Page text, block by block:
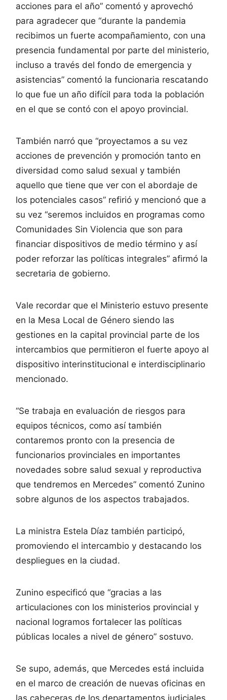
acciones para el año” comentó y aprovechó
para agradecer que “durante la pandemia
recibimos un fuerte acompañamiento, con una
presencia fundamental por parte del ministerio,
incluso a través del fondo de emergencia y
asistencias” comentó la funcionaria rescatando
lo que fue un año difícil para toda la población
en el que se contó con el apoyo provincial.
También narró que “proyectamos a su vez
acciones de prevención y promoción tanto en
diversidad como salud sexual y también
aquello que tiene que ver con el abordaje de
los potenciales casos” refirió y mencionó que a
su vez “seremos incluidos en programas como
Comunidades Sin Violencia que son para
financiar dispositivos de medio término y así
poder reforzar las políticas integrales” afirmó la
secretaria de gobierno.
Vale recordar que el Ministerio estuvo presente
en la Mesa Local de Género siendo las
gestiones en la capital provincial parte de los
intercambios que permitieron el fuerte apoyo al
dispositivo interinstitucional e interdisciplinario
mencionado.
“Se trabaja en evaluación de riesgos para
equipos técnicos, como así también
contaremos pronto con la presencia de
funcionarios provinciales en importantes
novedades sobre salud sexual y reproductiva
que tendremos en Mercedes” comentó Zunino
sobre algunos de los aspectos trabajados.
La ministra Estela Díaz también participó,
promoviendo el intercambio y destacando los
despliegues en la ciudad.
Zunino especificó que “gracias a las
articulaciones con los ministerios provincial y
nacional logramos fortalecer las políticas
públicas locales a nivel de género” sostuvo.
Se supo, además, que Mercedes está incluida
en el marco de creación de nuevas oficinas en
las cabeceras de los departamentos judiciales